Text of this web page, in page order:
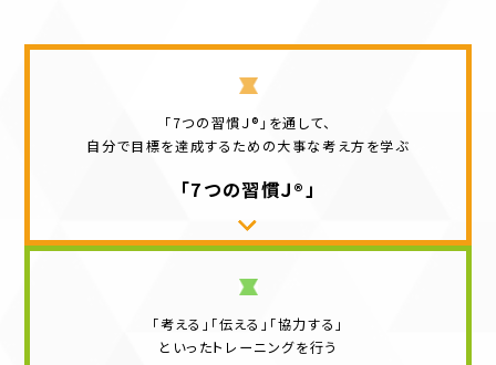
「7つの習慣Ｊ®」を通して、
自分で目標を達成するための大事な考え方を学ぶ
「7つの習慣Ｊ®」
「考える」「伝える」「協力する」
といったトレーニングを行う